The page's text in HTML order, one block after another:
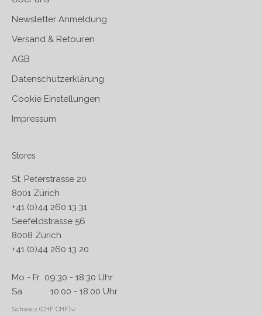
Newsletter Anmeldung
Versand & Retouren
AGB
Datenschutzerklärung
Cookie Einstellungen
Impressum
Stores
St. Peterstrasse 20
8001 Zürich
+41 (0)44 260 13 31
Seefeldstrasse 56
8008 Zürich
+41 (0)44 260 13 20
Mo - Fr 09:30 - 18:30 Uhr
Sa 10:00 - 18:00 Uhr
Schweiz (CHF CHF)